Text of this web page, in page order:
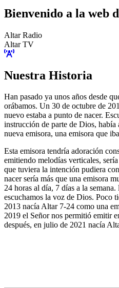
Bienvenido a la web
Altar Radio
Altar TV
Nuestra Historia
Han pasado ya unos años desde
orábamos. Un 30 de octubre de
nuevo estaba a punto de nacer.
instrucción de parte de Dios,
nueva emisora, una emisora que
Esta emisora tendría adoración
emitiendo melodías verticales,
que tuviera la intención pudiera
nacer sería más que una emisora
24 horas al día, 7 días a la
escuchamos la voz de Dios. Poco
2013 nacía Altar 7-24 como una
2019 el Señor nos permitió emitir
después, en julio de 2021 nacía